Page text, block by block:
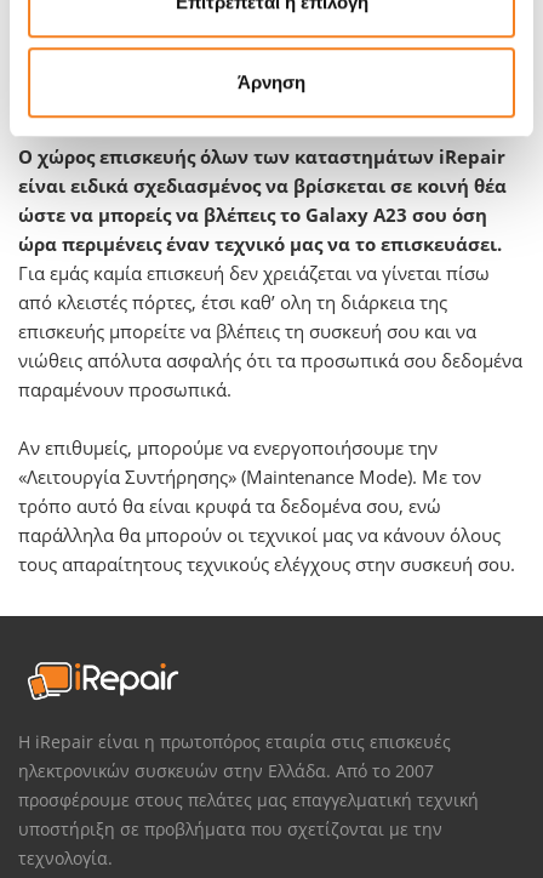
Άρνηση
βλάβη από νερό ή έχουν εμφανίσει πρόβλημα στην μητρική
πλακέτα. Επισκευάζουμε το Galaxy Α23 σας σχεδόν σε κάθε
περίπτωση, ακόμη κι αν πήγες κάπου αλλού και σου είπαν
Ο χώρος επισκευής όλων των καταστημάτων iRepair
είναι ειδικά σχεδιασμένος να βρίσκεται σε κοινή θέα
ώστε να μπορείς να βλέπεις το Galaxy Α23 σου όση
ώρα περιμένεις έναν τεχνικό μας να το επισκευάσει.
Για εμάς καμία επισκευή δεν χρειάζεται να γίνεται πίσω
από κλειστές πόρτες, έτσι καθ’ ολη τη διάρκεια της
επισκευής μπορείτε να βλέπεις τη συσκευή σου και να
νιώθεις απόλυτα ασφαλής ότι τα προσωπικά σου δεδομένα
παραμένουν προσωπικά.
Αν επιθυμείς, μπορούμε να ενεργοποιήσουμε την
«Λειτουργία Συντήρησης» (Maintenance Mode). Με τον
τρόπο αυτό θα είναι κρυφά τα δεδομένα σου, ενώ
παράλληλα θα μπορούν οι τεχνικοί μας να κάνουν όλους
τους απαραίτητους τεχνικούς ελέγχους στην συσκευή σου.
Η iRepair είναι η πρωτοπόρος εταιρία στις επισκευές
ηλεκτρονικών συσκευών στην Ελλάδα. Από το 2007
προσφέρουμε στους πελάτες μας επαγγελματική τεχνική
υποστήριξη σε προβλήματα που σχετίζονται με την
τεχνολογία.